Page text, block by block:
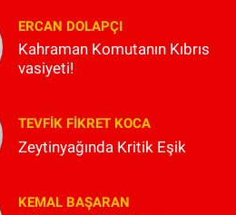
ERCAN DOLAPÇI
Kahraman Komutanın Kıbrıs
vasiyeti!
TEVFIK FIKRET KOCA
Zeytinyağında Kritik Eşik
KEMAL BAŞARAN